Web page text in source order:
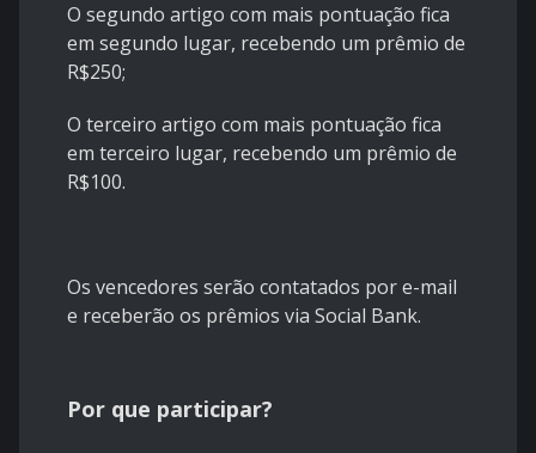
O segundo artigo com mais pontuação fica
em segundo lugar, recebendo um prêmio de
R$250;
O terceiro artigo com mais pontuação fica
em terceiro lugar, recebendo um prêmio de
R$100.
Os vencedores serão contatados por e-mail
e receberão os prêmios via Social Bank.
Por que participar?